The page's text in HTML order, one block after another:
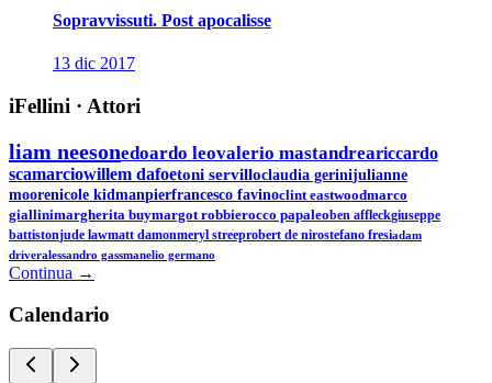
Sopravvissuti. Post apocalisse
13 dic 2017
iFellini · Attori
liam neesonedoardo leovalerio mastandreariccardo
scamarciowillem dafoetoni servilloclaudia gerinijulianne
moorenicole kidmanpierfrancesco favinoclint eastwoodmarco
giallinimargherita buymargot robbierocco papaleoben affleckgiuseppe
battistonjude lawmatt damonmeryl streeprobert de nirostefano fresiadam
driveralessandro gassmanelio germano
Continua →
Calendario